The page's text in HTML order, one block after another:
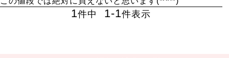
1件中 1-1件表示